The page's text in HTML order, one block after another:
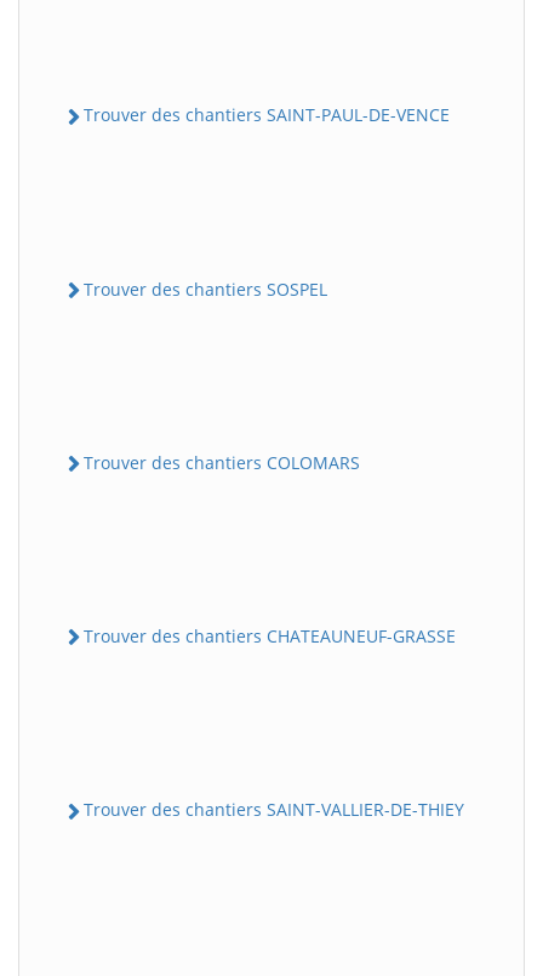
Trouver des chantiers SAINT-PAUL-DE-VENCE
Trouver des chantiers SOSPEL
Trouver des chantiers COLOMARS
Trouver des chantiers CHATEAUNEUF-GRASSE
Trouver des chantiers SAINT-VALLIER-DE-THIEY